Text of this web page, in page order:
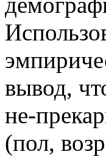
вывод,
не-
(пол,